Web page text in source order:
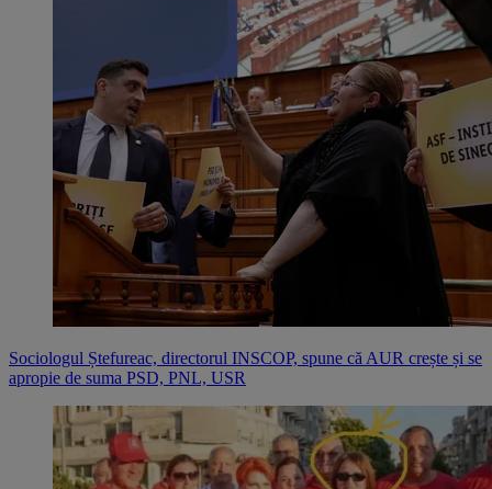
Sociologul Ștefureac, directorul INSCOP, spune că AUR crește și se
apropie de suma PSD, PNL, USR